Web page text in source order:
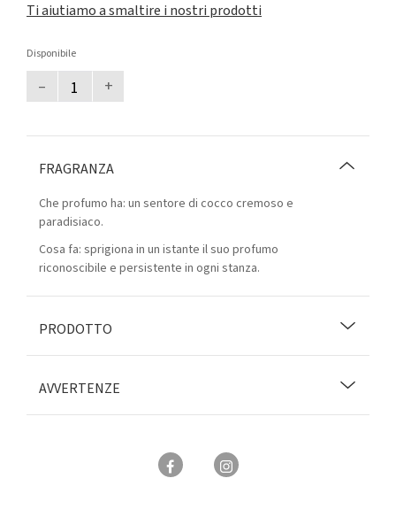
Ti aiutiamo a smaltire i nostri prodotti
Disponibile
– +
FRAGRANZA
Che profumo ha: un sentore di cocco cremoso e
paradisiaco.
Cosa fa: sprigiona in un istante il suo profumo
riconoscibile e persistente in ogni stanza.
PRODOTTO
AVVERTENZE